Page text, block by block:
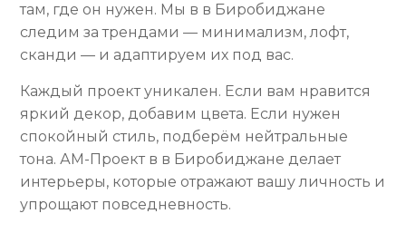
там, где он нужен. Мы в в Биробиджане
следим за трендами — минимализм, лофт,
сканди — и адаптируем их под вас.
Каждый проект уникален. Если вам нравится
яркий декор, добавим цвета. Если нужен
спокойный стиль, подберём нейтральные
тона. АМ-Проект в в Биробиджане делает
интерьеры, которые отражают вашу личность и
упрощают повседневность.